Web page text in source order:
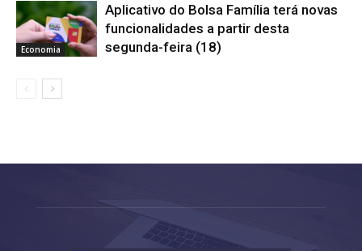
Economia
Aplicativo do Bolsa Família terá novas
funcionalidades a partir desta
segunda-feira (18)